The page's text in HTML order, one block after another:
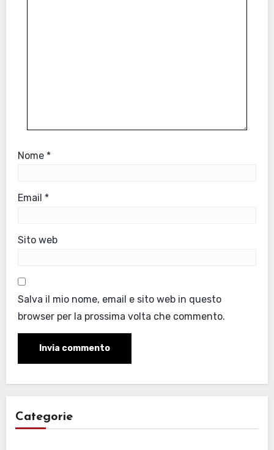
Nome *
Email *
Sito web
Salva il mio nome, email e sito web in questo
browser per la prossima volta che commento.
Categorie